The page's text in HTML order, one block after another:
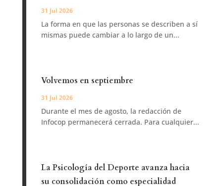
31 Jul 2026
La forma en que las personas se describen a sí
mismas puede cambiar a lo largo de un...
Volvemos en septiembre
31 Jul 2026
Durante el mes de agosto, la redacción de
Infocop permanecerá cerrada. Para cualquier...
La Psicología del Deporte avanza hacia
su consolidación como especialidad